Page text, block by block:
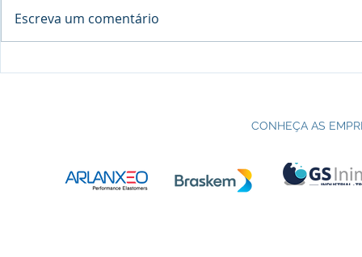
Escreva um comentário
CONHEÇA AS